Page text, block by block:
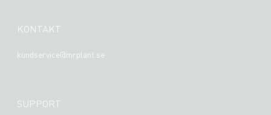
KONTAKT
kundservice@mrplant.se
SUPPORT